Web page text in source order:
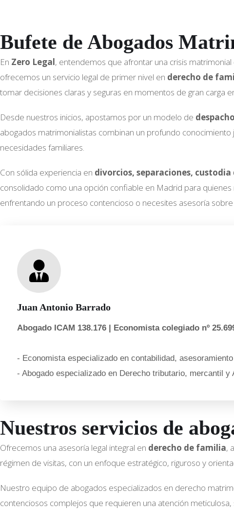
Bufete de Abogados
En Zero Legal, entendemos que afrontar una crisis
ofrecemos un servicio legal de primer nivel en derecho de
tomar decisiones claras y seguras en momentos de gran carga
Desde nuestros inicios, apostamos por un modelo de
abogados matrimonialistas combinan un profundo
necesidades familiares.
Con sólida experiencia en divorcios, separaciones,
consolidado como una opción confiable en Madrid para
enfrentando un proceso contencioso o necesites asesoría
Juan Antonio Barrado
Abogado ICAM 138.176 | Economista colegiado nº
- Economista especializado en contabilidad,
- Abogado especializado en Derecho tributario, mercantil y
Nuestros servicios de
Ofrecemos una asesoría legal integral en derecho de familia,
régimen de visitas, con un enfoque estratégico, riguroso y
Nuestro equipo de abogados especializados en derecho
contenciosos complejos que requieren una atención